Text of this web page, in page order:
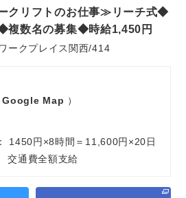
社
クリフトのお仕事≫リーチ式◆
数名の募集◆時給1,450円
ークプレイス関西/414
Google Map ）
1450円×8時間＝11,600円×20日
通費全額支給